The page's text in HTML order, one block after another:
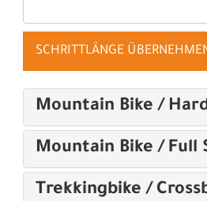
SCHRITTLÄNGE
Mountain Bike /
Mountain Bike / Full
Trekkingbike /